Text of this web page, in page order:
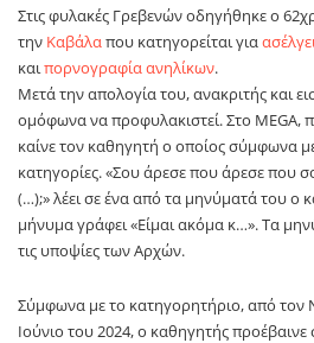
Στις φυλακές Γρεβενών οδηγήθηκε ο
την Καβάλαπου κατηγορείται για
καιπορνογραφία ανηλίκων.
Μετά την απολογία του, ανακριτής και
ομόφωνα να προφυλακιστεί. Στο MEGA,
καίνε τον καθηγητή ο οποίος σύμφωνα
κατηγορίες. «Σου άρεσε που άρεσε που
(…);» λέει σε ένα από τα μηνύματά του ο
μήνυμα γράφει «Είμαι ακόμα κ…». Τα
τις υποψίες των Αρχών.
Σύμφωνα με το κατηγορητήριο, από τον
Ιούνιο του 2024, ο καθηγητής προέβαινε